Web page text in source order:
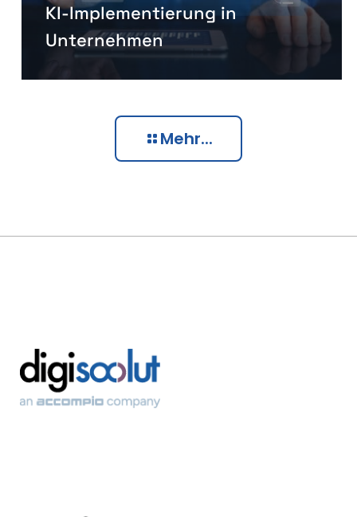
KI-Implementierung in
Unternehmen
Mehr...